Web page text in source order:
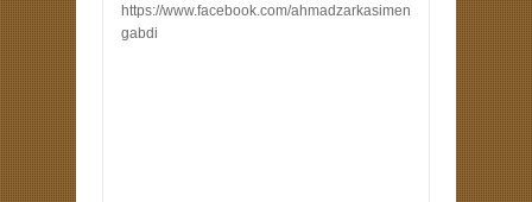
https://www.facebook.com/ahmadzarkasimen
gabdi